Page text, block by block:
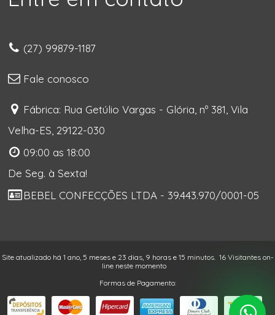
(27) 99879-1187
Fale conosco
Fábrica: Rua Getúlio Vargas - Glória, nº 381, Vila
Velha-ES, 29122-030
09:00 as 18:00
De Seg. à Sexta!
BEBEL CONFECÇÕES LTDA - 39.443.970/0001-05
Site atualizado há 1 ano, 5 meses e 23 dias, 9 horas e 15 minutos. 16 Visitantes on-
line neste momento
Formas de Pagamento: